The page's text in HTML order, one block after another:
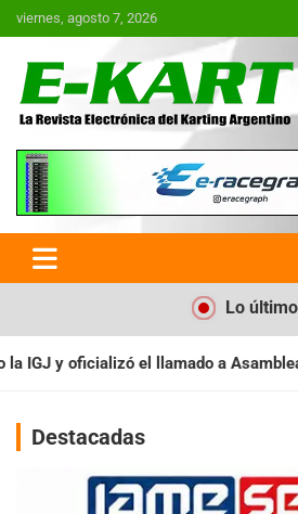
Saltar
al
viernes, agosto 7, 2026
E-Kart.com.ar | La
Electrónica del
Argentina
Lo último
General Ordinaria IAME
Destacadas